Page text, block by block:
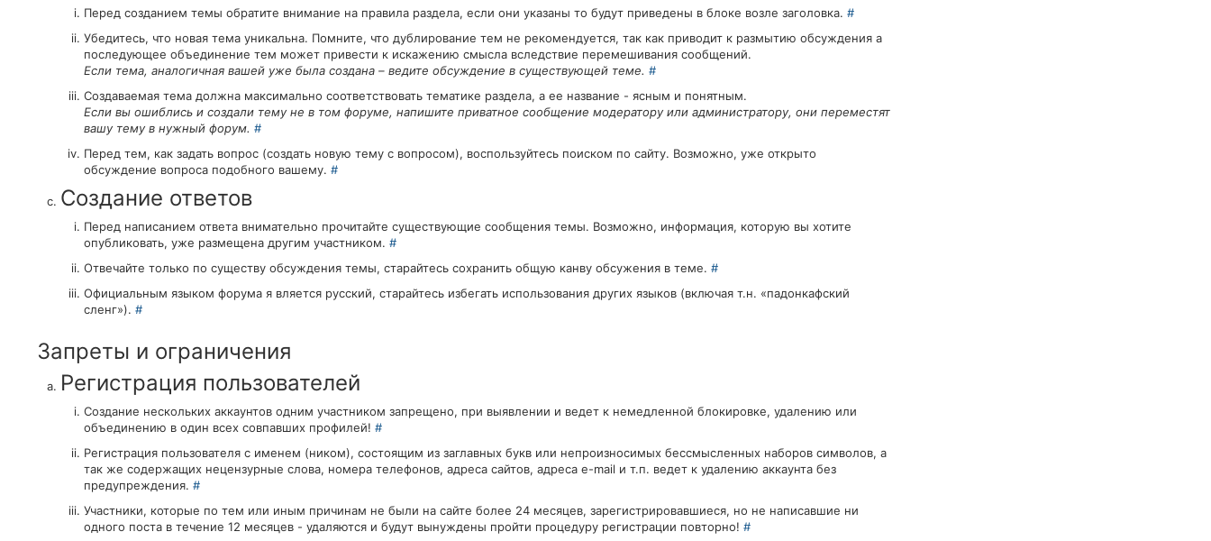
Перед созданием темы обратите внимание на правила раздела, если они указаны то будут приведены в блоке возле заголовка. #
Убедитесь, что новая тема уникальна. Помните, что дублирование тем не рекомендуется, так как приводит к размытию обсуждения а
последующее объединение тем может привести к искажению смысла вследствие перемешивания сообщений.
Если тема, аналогичная вашей уже была создана – ведите обсуждение в существующей теме. #
Создаваемая тема должна максимально соответствовать тематике раздела, а ее название - ясным и понятным.
Если вы ошиблись и создали тему не в том форуме, напишите приватное сообщение модератору или администратору, они переместят
вашу тему в нужный форум. #
Перед тем, как задать вопрос (создать новую тему с вопросом), воспользуйтесь поиском по сайту. Возможно, уже открыто
обсуждение вопроса подобного вашему. #
Создание ответов
Перед написанием ответа внимательно прочитайте существующие сообщения темы. Возможно, информация, которую вы хотите
опубликовать, уже размещена другим участником. #
Отвечайте только по существу обсуждения темы, старайтесь сохранить общую канву обсужения в теме. #
Официальным языком форума я вляется русский, старайтесь избегать использования других языков (включая т.н. «падонкафский
сленг»). #
Запреты и ограничения
Регистрация пользователей
Создание нескольких аккаунтов одним участником запрещено, при выявлении и ведет к немедленной блокировке, удалению или
объединению в один всех совпавших профилей! #
Регистрация пользователя с именем (ником), состоящим из заглавных букв или непроизносимых бессмысленных наборов символов, а
так же содержащих нецензурные слова, номера телефонов, адреса сайтов, адреса e-mail и т.п. ведет к удалению аккаунта без
предупреждения. #
Участники, которые по тем или иным причинам не были на сайте более 24 месяцев, зарегистрировавшиеся, но не написавшие ни
одного поста в течение 12 месяцев - удаляются и будут вынуждены пройти процедуру регистрации повторно! #